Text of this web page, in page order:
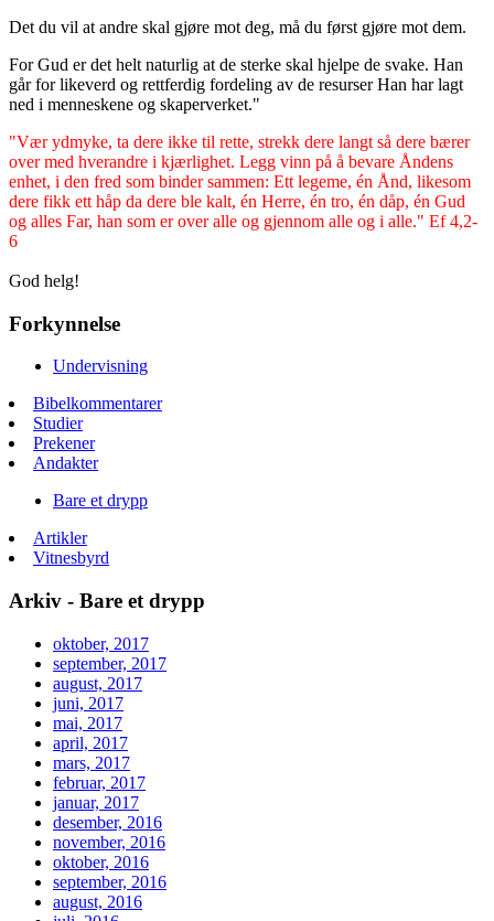
Det du vil at andre skal gjøre mot deg, må du først gjøre mot dem.
For Gud er det helt naturlig at de sterke skal hjelpe de svake. Han
går for likeverd og rettferdig fordeling av de resurser Han har lagt
ned i menneskene og skaperverket."
"Vær ydmyke, ta dere ikke til rette, strekk dere langt så dere bærer
over med hverandre i kjærlighet. Legg vinn på å bevare Åndens
enhet, i den fred som binder sammen: Ett legeme, én Ånd, likesom
dere fikk ett håp da dere ble kalt, én Herre, én tro, én dåp, én Gud
og alles Far, han som er over alle og gjennom alle og i alle." Ef 4,2-
6
God helg!
Forkynnelse
Undervisning
Bibelkommentarer
Studier
Prekener
Andakter
Bare et drypp
Artikler
Vitnesbyrd
Arkiv - Bare et drypp
oktober, 2017
september, 2017
august, 2017
juni, 2017
mai, 2017
april, 2017
mars, 2017
februar, 2017
januar, 2017
desember, 2016
november, 2016
oktober, 2016
september, 2016
august, 2016